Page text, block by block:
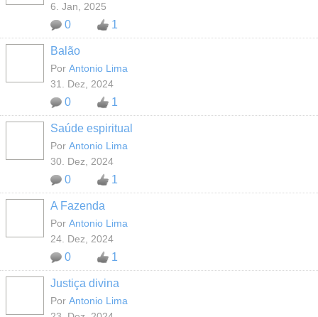
6. Jan, 2025
0 1
Balão
Por Antonio Lima
31. Dez, 2024
0 1
Saúde espiritual
Por Antonio Lima
30. Dez, 2024
0 1
A Fazenda
Por Antonio Lima
24. Dez, 2024
0 1
Justiça divina
Por Antonio Lima